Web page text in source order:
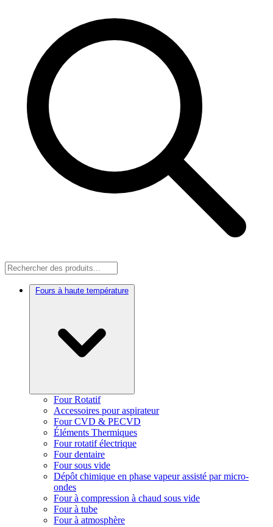
Fours à haute température
Four Rotatif
Accessoires pour aspirateur
Four CVD & PECVD
Éléments Thermiques
Four rotatif électrique
Four dentaire
Four sous vide
Dépôt chimique en phase vapeur assisté par micro-
ondes
Four à compression à chaud sous vide
Four à tube
Four à atmosphère